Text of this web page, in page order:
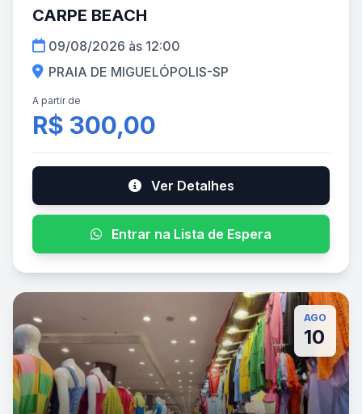
CARPE BEACH
09/08/2026 às 12:00
PRAIA DE MIGUELÓPOLIS-SP
A partir de
R$ 300,00
Ver Detalhes
Entrar na Lista de Espera
AGO
10